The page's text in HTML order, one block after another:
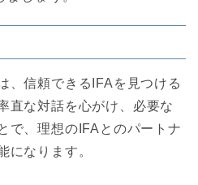
、信頼できるIFAを見つける
直な対話を心がけ、必要な
で、理想のIFAとのパートナ
になります。